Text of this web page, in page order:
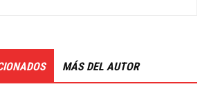
MÁS DEL AUTOR